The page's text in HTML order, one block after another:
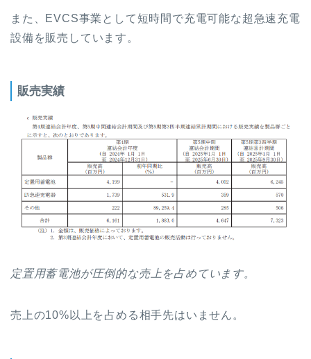
また、EVCS事業として短時間で充電可能な超急速充電
設備を販売しています。
販売実績
定置用蓄電池が圧倒的な売上を占めています。
売上の10%以上を占める相手先はいません。